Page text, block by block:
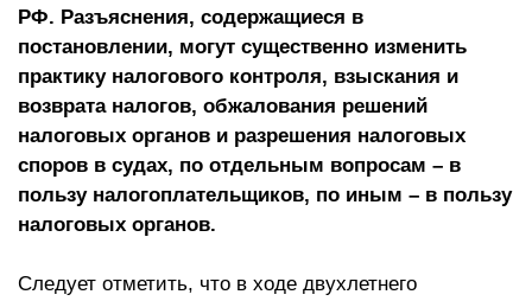
РФ. Разъяснения, содержащиеся в
постановлении, могут существенно изменить
практику налогового контроля, взыскания и
возврата налогов, обжалования решений
налоговых органов и разрешения налоговых
споров в судах, по отдельным вопросам – в
пользу налогоплательщиков, по иным – в пользу
налоговых органов.
Следует отметить, что в ходе двухлетнего